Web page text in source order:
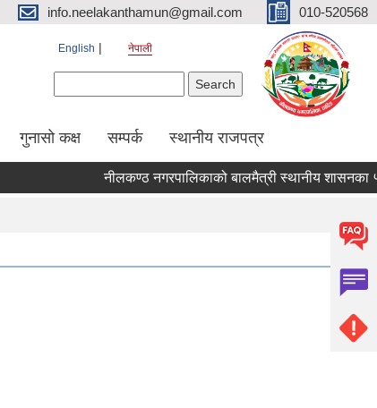
info.neelakanthamun@gmail.com 010-520568
English नेपाली
गुनासो कक्ष सम्पर्क स्थानीय राजपत्र
नीलकण्ठ नगरपालिकाको बालमैत्री स्थानीय शासनका ५१